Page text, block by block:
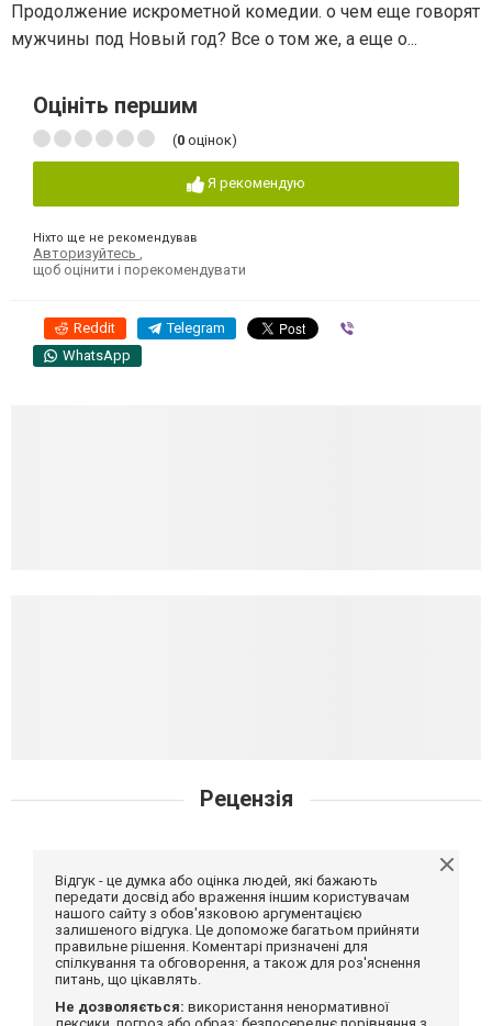
Продолжение искрометной комедии. о чем еще говорят
мужчины под Новый год? Все о том же, а еще о...
Оцініть першим
(0 оцінок)
Я рекомендую
Ніхто ще не рекомендував
Авторизуйтесь
щоб оцінити і порекомендувати
Reddit Telegram
WhatsApp
Рецензія
Відгук - це думка або оцінка людей, які бажають
передати досвід або враження іншим користувачам
нашого сайту з обов'язковою аргументацією
залишеного відгука. Це допоможе багатьом прийняти
правильне рішення. Коментарі призначені для
спілкування та обговорення, а також для роз'яснення
питань, що цікавлять.
Не дозволяється: використання ненормативної